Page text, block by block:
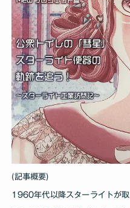
(記事概要)
1960年代以降スターライトが